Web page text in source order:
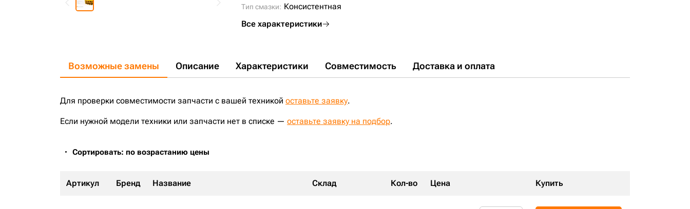
Тип смазки: Консистентная
Все характеристики
Возможные замены Описание Характеристики Совместимость Доставка и оплата
Для проверки совместимости запчасти с вашей техникой оставьте заявку.
Если нужной модели техники или запчасти нет в списке — оставьте заявку на подбор.
Сортировать: по возрастанию цены
Артикул Бренд Название Склад Кол-во Цена Купить